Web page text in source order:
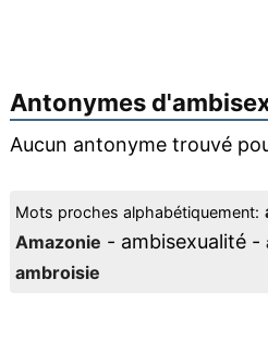
Antonymes d'
Aucun antonyme trouvé
Mots proches alphabétiquement:
Amazonie - ambisexualité -
ambroisie